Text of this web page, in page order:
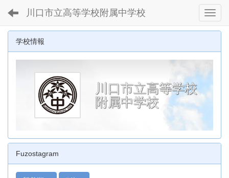
川口市立高等学校附属中学校
学校情報
川口市立高等学校
附属中学校
Fuzostagram